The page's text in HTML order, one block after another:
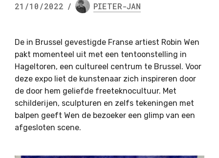
21/10/2022 / PIETER-JAN
De in Brussel gevestigde Franse artiest Robin Wen
pakt momenteel uit met een tentoonstelling in
Hageltoren, een cultureel centrum te Brussel. Voor
deze expo liet de kunstenaar zich inspireren door
de door hem geliefde freeteknocultuur. Met
schilderijen, sculpturen en zelfs tekeningen met
balpen geeft Wen de bezoeker een glimp van een
afgesloten scene.